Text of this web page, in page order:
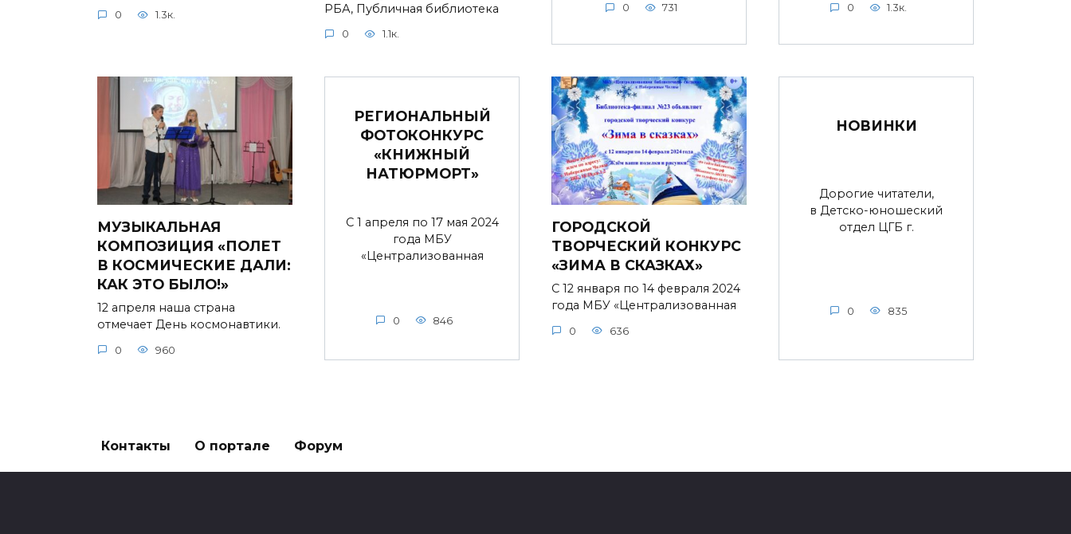
0 1.3к.
РБА, Публичная библиотека
0 1.1к.
0 731 0 1.3к.
МУЗЫКАЛЬНАЯ
КОМПОЗИЦИЯ «ПОЛЕТ
В КОСМИЧЕСКИЕ ДАЛИ:
КАК ЭТО БЫЛО!»
12 апреля наша страна
отмечает День космонавтики.
0 960
РЕГИОНАЛЬНЫЙ
ФОТОКОНКУРС
«КНИЖНЫЙ
НАТЮРМОРТ»
С 1 апреля по 17 мая 2024
года МБУ
«Централизованная
0 846
ГОРОДСКОЙ
ТВОРЧЕСКИЙ КОНКУРС
«ЗИМА В СКАЗКАХ»
С 12 января по 14 февраля 2024
года МБУ «Централизованная
0 636
НОВИНКИ
Дорогие читатели,
в Детско-юношеский
отдел ЦГБ г.
0 835
Контакты О портале Форум